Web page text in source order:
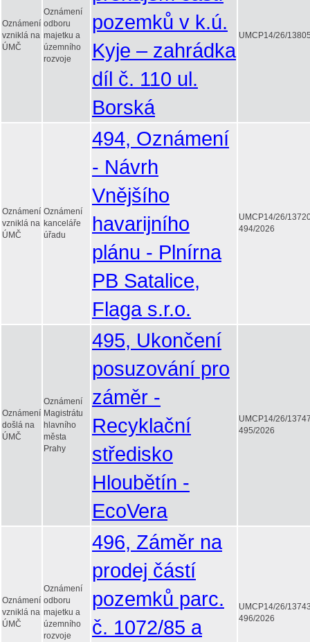
Oznámení
vzniklá na
ÚMČ
Oznámení
odboru
majetku a
územního
rozvoje
pozemků v k.ú.
Kyje – zahrádka
díl č. 110 ul.
Borská
UMCP14/26/
Oznámení
vzniklá na
ÚMČ
Oznámení
kanceláře
úřadu
494, Oznámení
- Návrh
Vnějšího
havarijního
plánu - Plnírna
PB Satalice,
Flaga s.r.o.
UMCP14/26/
494/2026
Oznámení
došlá na
ÚMČ
Oznámení
Magistrátu
hlavního
města
Prahy
495, Ukončení
posuzování pro
záměr -
Recyklační
středisko
Hloubětín -
EcoVera
UMCP14/26/
495/2026
Oznámení
vzniklá na
ÚMČ
Oznámení
odboru
majetku a
územního
rozvoje
496, Záměr na
prodej částí
pozemků parc.
č. 1072/85 a
UMCP14/26/
496/2026